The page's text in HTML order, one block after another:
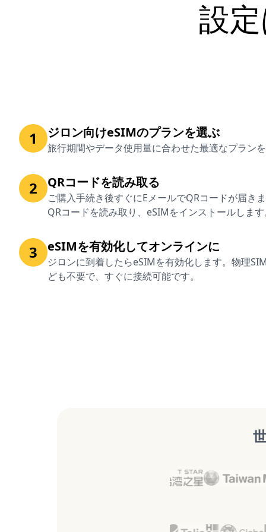
設
1 ジロン向けeSIMのプランを選ぶ
旅行期間やデータ使用量に合わせた最適なプラン
2 QRコードを読み取る
ご購入手続き後すぐにEメールでQRコードが届き
QRコードを読み取り、eSIMをインストールしま
3 eSIMを有効化してオンラインに
ジロンに到着したらeSIMを有効化します。物理
ども不要で、すぐに接続可能です。